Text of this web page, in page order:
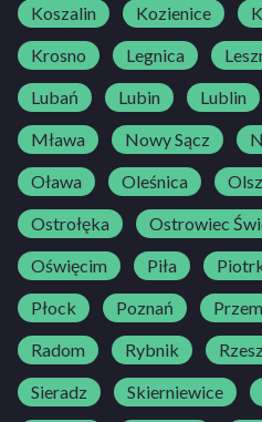
Koszalin
Kozienice
Krosno
Legnica
Lubań
Lubin Lublin
Mława
Nowy Sącz
Oława
Oleśnica
Ostrołęka
Ostrowiec
Oświęcim
Piła
Płock
Poznań
Radom
Rybnik
Sieradz
Skierniewice